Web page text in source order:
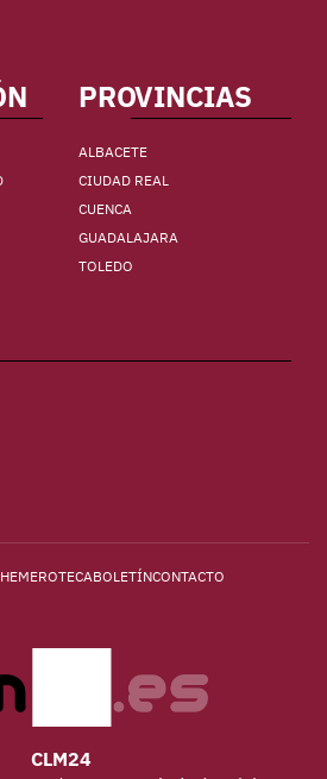
PROVINCIAS
ALBACETE
CIUDAD REAL
CUENCA
GUADALAJARA
TOLEDO
HEMEROTECABOLETÍNCONTACTO
CLM24